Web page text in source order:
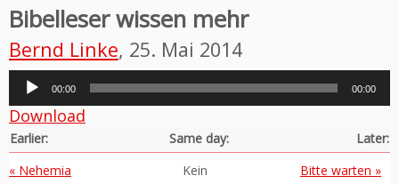
Bibelleser wissen mehr
Bernd Linke, 25. Mai 2014
Audio-
Player00:00 00:00
Download
Earlier: Same day:
Later:
« Nehemia
Kein Bitte warten »